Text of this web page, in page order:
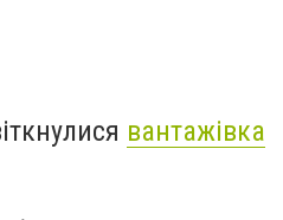
вантажівка